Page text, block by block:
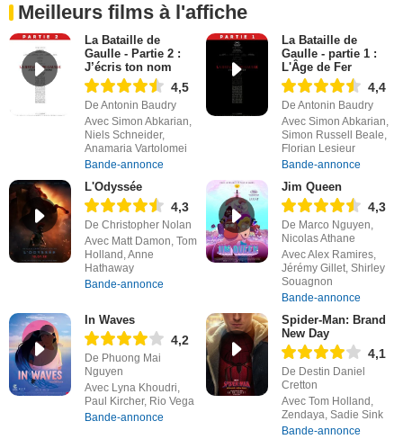
Meilleurs films à l'affiche
La Bataille de
Gaulle - Partie 2 :
J’écris ton nom
4,5
De Antonin Baudry
Avec Simon Abkarian,
Niels Schneider,
Anamaria Vartolomei
Bande-annonce
La Bataille de
Gaulle - partie 1 :
L'Âge de Fer
4,4
De Antonin Baudry
Avec Simon Abkarian,
Simon Russell Beale,
Florian Lesieur
Bande-annonce
L'Odyssée
4,3
De Christopher Nolan
Avec Matt Damon, Tom
Holland, Anne
Hathaway
Bande-annonce
Jim Queen
4,3
De Marco Nguyen,
Nicolas Athane
Avec Alex Ramires,
Jérémy Gillet, Shirley
Souagnon
Bande-annonce
In Waves
4,2
De Phuong Mai
Nguyen
Avec Lyna Khoudri,
Paul Kircher, Rio Vega
Bande-annonce
Spider-Man: Brand
New Day
4,1
De Destin Daniel
Cretton
Avec Tom Holland,
Zendaya, Sadie Sink
Bande-annonce